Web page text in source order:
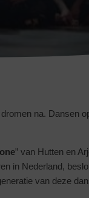
na. Dansen
” van Hutten en
in Nederland,
van deze